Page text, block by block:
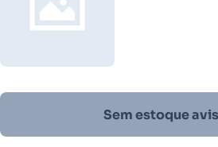
Sem estoque